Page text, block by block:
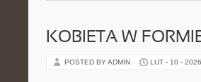
KOBIETA W
POSTED BY ADMIN LUT - 10 - 2026